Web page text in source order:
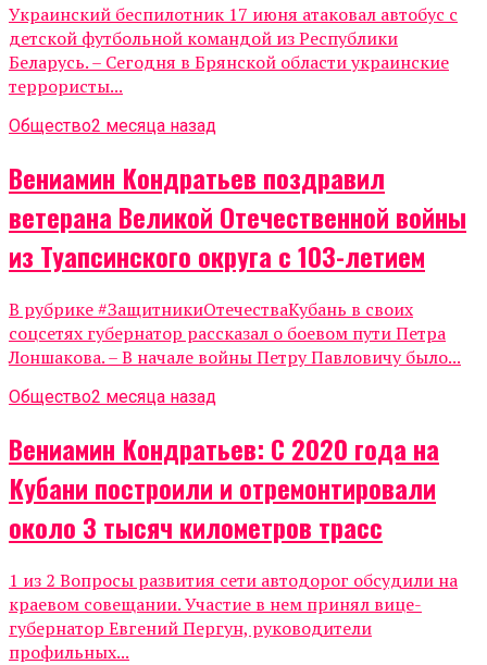
Украинский беспилотник 17 июня атаковал автобус с
детской футбольной командой из Республики
Беларусь. – Сегодня в Брянской области украинские
террористы...
Общество2 месяца назад
Вениамин Кондратьев поздравил
ветерана Великой Отечественной войны
из Туапсинского округа с 103-летием
В рубрике #ЗащитникиОтечестваКубань в своих
соцсетях губернатор рассказал о боевом пути Петра
Лоншакова. – В начале войны Петру Павловичу было...
Общество2 месяца назад
Вениамин Кондратьев: С 2020 года на
Кубани построили и отремонтировали
около 3 тысяч километров трасс
1 из 2 Вопросы развития сети автодорог обсудили на
краевом совещании. Участие в нем принял вице-
губернатор Евгений Пергун, руководители
профильных...